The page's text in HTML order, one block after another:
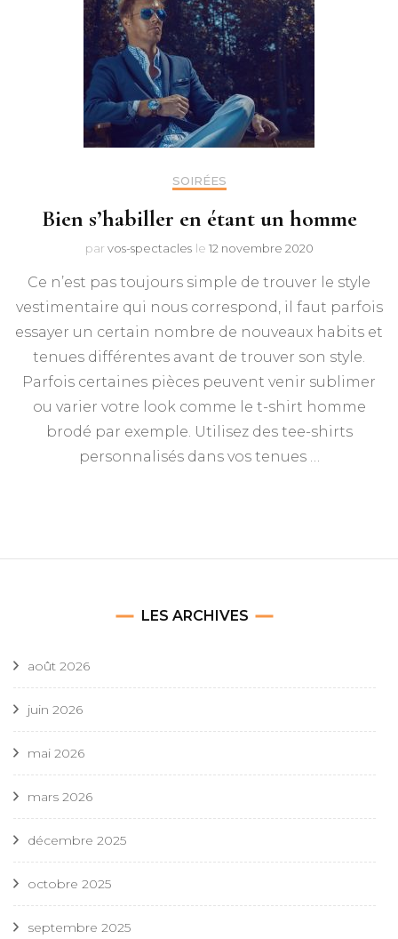
SOIRÉES
Bien s’habiller en étant un homme
par vos-spectacles le 12 novembre 2020
Ce n’est pas toujours simple de trouver le style
vestimentaire qui nous correspond, il faut parfois
essayer un certain nombre de nouveaux habits et
tenues différentes avant de trouver son style.
Parfois certaines pièces peuvent venir sublimer
ou varier votre look comme le t-shirt homme
brodé par exemple. Utilisez des tee-shirts
personnalisés dans vos tenues …
LES ARCHIVES
août 2026
juin 2026
mai 2026
mars 2026
décembre 2025
octobre 2025
septembre 2025